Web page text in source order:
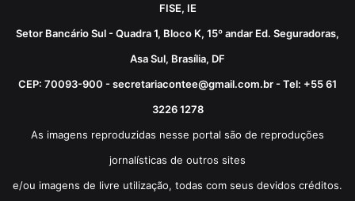
FISE, IE
Setor Bancário Sul - Quadra 1, Bloco K, 15º andar Ed. Seguradoras,
Asa Sul, Brasília, DF
CEP: 70093-900 - secretariacontee@gmail.com.br - Tel: +55 61
3226 1278
As imagens reproduzidas nesse portal são de reproduções
jornalísticas de outros sites
e/ou imagens de livre utilização, todas com seus devidos créditos.